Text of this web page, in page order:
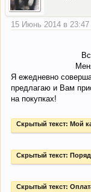
15 Июнь 2014 в 23:47
Я ежедневно
предлагаю и Вам
на покупках!
Скрытый текст: Мой
Скрытый текст:
Скрытый текст: